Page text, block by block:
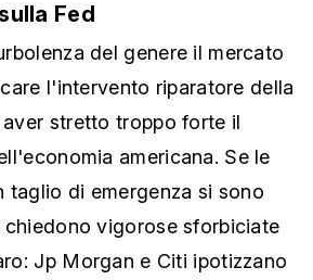
Fed
del genere il mercato
l'intervento riparatore della
stretto troppo forte il
americana. Se le
taglio di emergenza si sono
vigorose sforbiciate
Jp Morgan e Citi ipotizzano